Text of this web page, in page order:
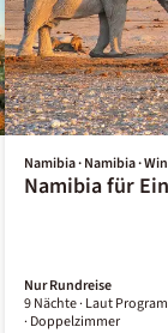
Namibia · Namibia ·
Namibia für
Nur Rundreise
9 Nächte· Laut
· Doppelzimmer